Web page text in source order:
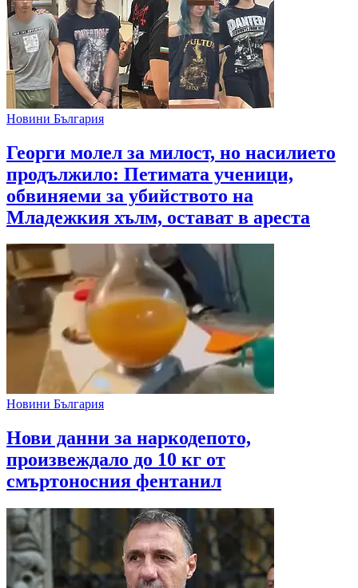
Новини България
Георги молел за милост, но насилието
продължило: Петимата ученици,
обвиняеми за убийството на
Младежкия хълм, остават в ареста
Новини България
Нови данни за наркодепото,
произвеждало до 10 кг от
смъртоносния фентанил